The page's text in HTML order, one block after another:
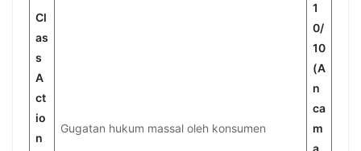
Cl
as
s
A
ct
io
n
Gugatan hukum massal oleh konsumen
1
0/
10
(A
n
ca
m